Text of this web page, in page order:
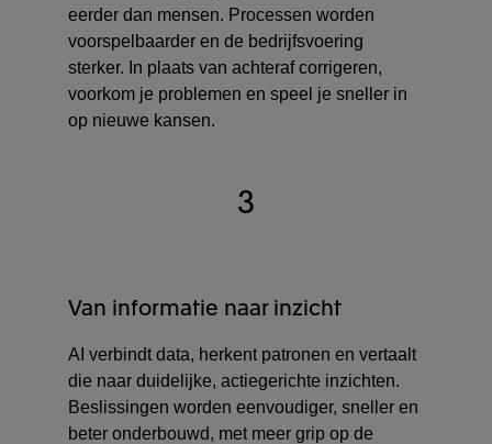
eerder dan mensen. Processen worden
voorspelbaarder en de bedrijfsvoering
sterker. In plaats van achteraf corrigeren,
voorkom je problemen en speel je sneller in
op nieuwe kansen.
3
Van informatie naar inzicht
AI verbindt data, herkent patronen en vertaalt
die naar duidelijke, actiegerichte inzichten.
Beslissingen worden eenvoudiger, sneller en
beter onderbouwd, met meer grip op de